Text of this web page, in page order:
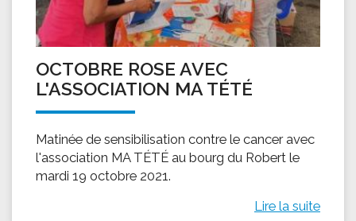
OCTOBRE ROSE AVEC
L'ASSOCIATION MA TÉTÉ
Matinée de sensibilisation contre le cancer avec
l'association MA TÉTÉ au bourg du Robert le
mardi 19 octobre 2021.
Lire la suite